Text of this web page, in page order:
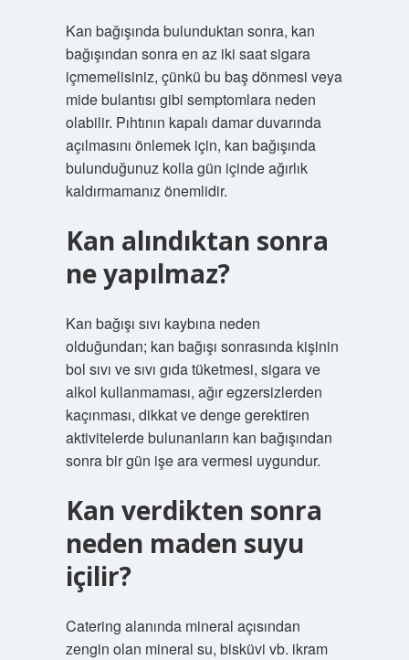
Kan bağışında bulunduktan sonra, kan
bağışından sonra en az iki saat sigara
içmemelisiniz, çünkü bu baş dönmesi veya
mide bulantısı gibi semptomlara neden
olabilir. Pıhtının kapalı damar duvarında
açılmasını önlemek için, kan bağışında
bulunduğunuz kolla gün içinde ağırlık
kaldırmamanız önemlidir.
Kan alındıktan sonra
ne yapılmaz?
Kan bağışı sıvı kaybına neden
olduğundan; kan bağışı sonrasında kişinin
bol sıvı ve sıvı gıda tüketmesi, sigara ve
alkol kullanmaması, ağır egzersizlerden
kaçınması, dikkat ve denge gerektiren
aktivitelerde bulunanların kan bağışından
sonra bir gün işe ara vermesi uygundur.
Kan verdikten sonra
neden maden suyu
içilir?
Catering alanında mineral açısından
zengin olan mineral su, bisküvi vb. ikram